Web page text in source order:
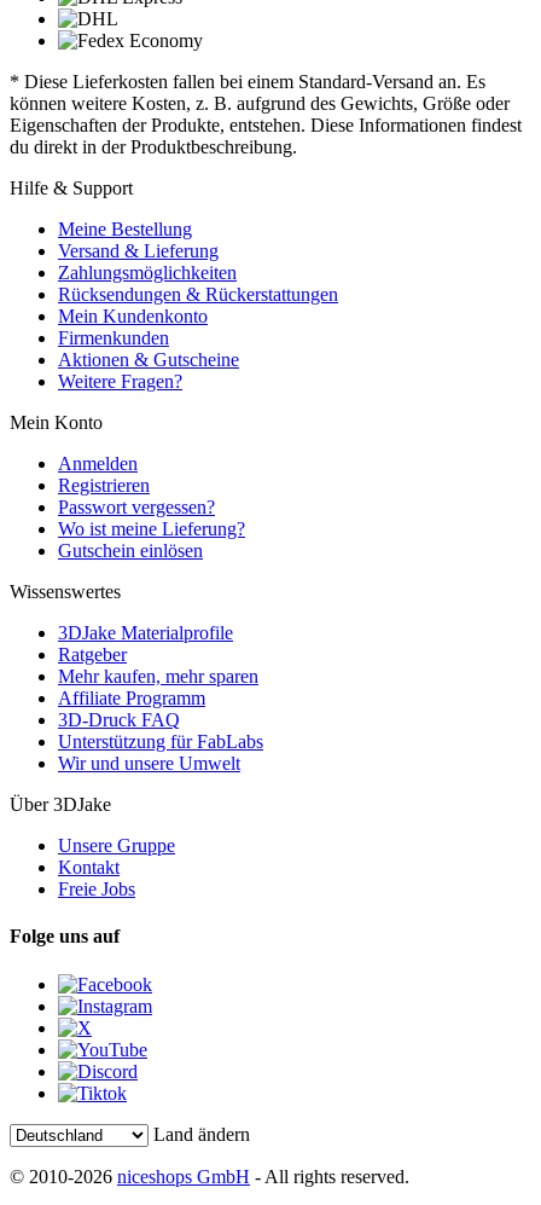
* Diese Lieferkosten fallen bei einem Standard-Versand an. Es
können weitere Kosten, z. B. aufgrund des Gewichts, Größe oder
Eigenschaften der Produkte, entstehen. Diese Informationen findest
du direkt in der Produktbeschreibung.
Hilfe & Support
Meine Bestellung
Versand & Lieferung
Zahlungsmöglichkeiten
Rücksendungen & Rückerstattungen
Mein Kundenkonto
Firmenkunden
Aktionen & Gutscheine
Weitere Fragen?
Mein Konto
Anmelden
Registrieren
Passwort vergessen?
Wo ist meine Lieferung?
Gutschein einlösen
Wissenswertes
3DJake Materialprofile
Ratgeber
Mehr kaufen, mehr sparen
Affiliate Programm
3D-Druck FAQ
Unterstützung für FabLabs
Wir und unsere Umwelt
Über 3DJake
Unsere Gruppe
Kontakt
Freie Jobs
Folge uns auf
Land ändern
© 2010-2026 niceshops GmbH - All rights reserved.